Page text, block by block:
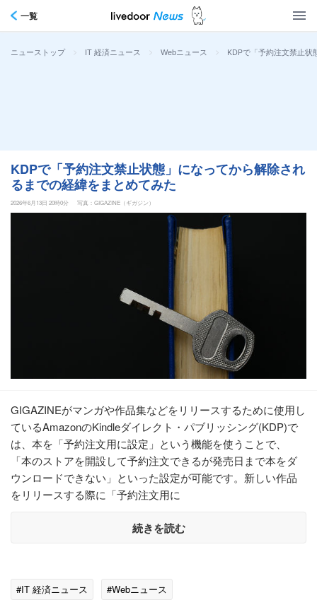
一覧
ニューストップ > IT 経済ニュース > Webニュース > KDPで「予約注文禁止状
KDPで「予約注文禁止状態」になってから解除され
るまでの経緯をまとめてみた
2026年6月13日 20時0分 写真：GIGAZINE（ギガジン）
GIGAZINEがマンガや作品集などをリリースするために使用し
ているAmazonのKindleダイレクト・パブリッシング(KDP)で
は、本を「予約注文用に設定」という機能を使うことで、
「本のストアを開設して予約注文できるが発売日まで本をダ
ウンロードできない」といった設定が可能です。新しい作品
をリリースする際に「予約注文用に
続きを読む
#IT 経済ニュース #Webニュース